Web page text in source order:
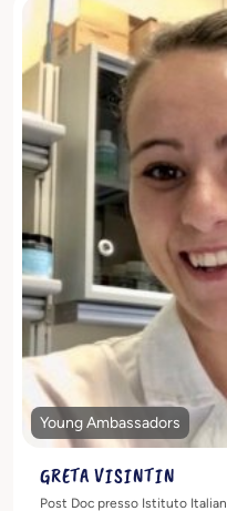
Young Ambassadors
GRETA VISINTIN
Post Doc presso Istituto